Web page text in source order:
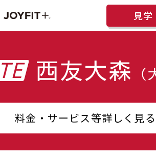
見
料金・サービス等詳しく見る